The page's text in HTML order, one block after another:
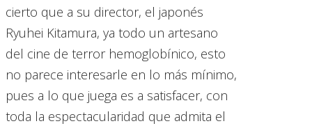
cierto que a su director, el japonés
Ryuhei Kitamura, ya todo un artesano
del cine de terror hemoglobínico, esto
no parece interesarle en lo más mínimo,
pues a lo que juega es a satisfacer, con
toda la espectacularidad que admita el